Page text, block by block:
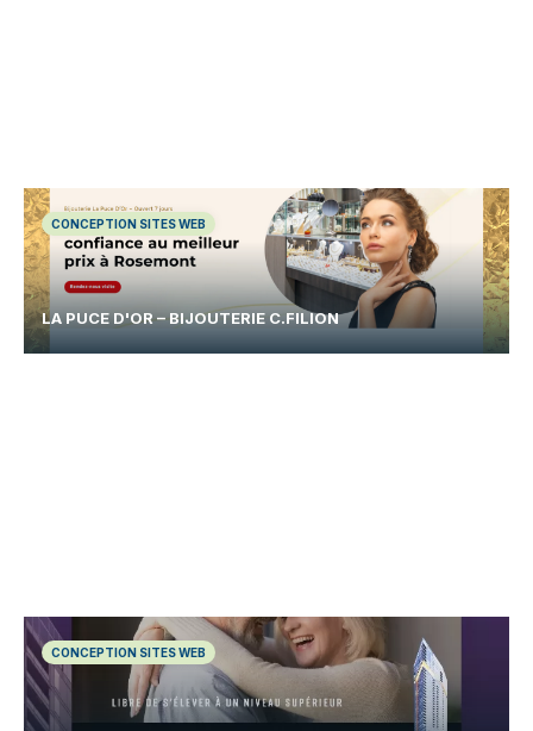
CONCEPTION SITES WEB
LA PUCE D'OR – BIJOUTERIE C.FILION
CONCEPTION SITES WEB